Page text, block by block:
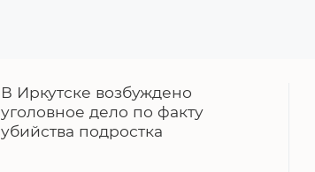
В Иркутске возбуждено
уголовное дело по факту
убийства подростка